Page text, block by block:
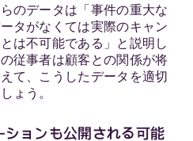
のデータは「事件の重大な
タがなくては実際のキャン
は不可能である」と説明し
従事者は顧客との関係が将
て、こうしたデータを適切
ょう。
ョンも公開される可能